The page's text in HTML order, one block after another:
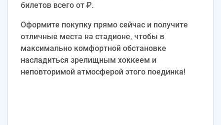
билетов всего от ₽.
Оформите покупку прямо сейчас и получите
отличные места на стадионе, чтобы в
максимально комфортной обстановке
насладиться зрелищным хоккеем и
неповторимой атмосферой этого поединка!